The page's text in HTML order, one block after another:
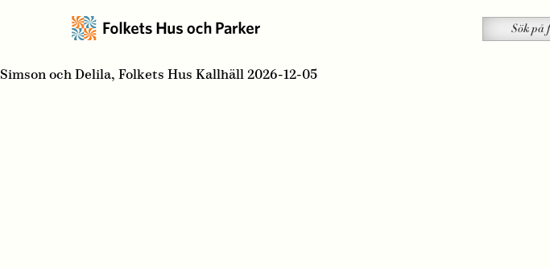
på
Sök
Simson och Delila, Folkets Hus Kallhäll 2026-12-05